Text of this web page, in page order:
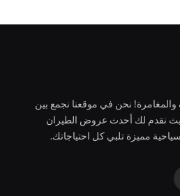
نحن في موقعنا نجمع بين
نقدم لك أحدث عروض الطيران
مميزة تلبي كل احتياجاتك.